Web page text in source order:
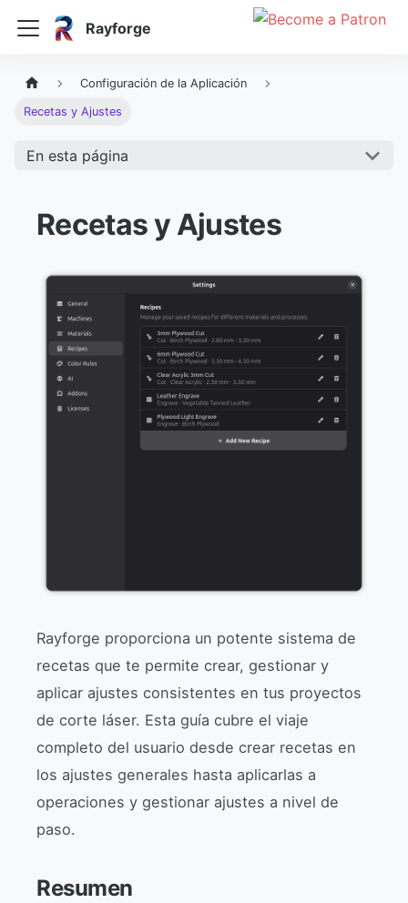
Rayforge
Configuración de la Aplicación
Recetas y Ajustes
En esta página
Recetas y Ajustes
Rayforge proporciona un potente sistema de
recetas que te permite crear, gestionar y
aplicar ajustes consistentes en tus proyectos
de corte láser. Esta guía cubre el viaje
completo del usuario desde crear recetas en
los ajustes generales hasta aplicarlas a
operaciones y gestionar ajustes a nivel de
paso.
Resumen